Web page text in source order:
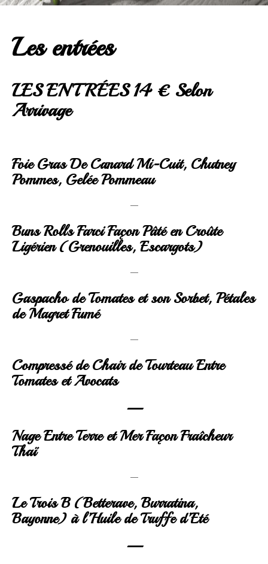
Les entrées
LES ENTRÉES 14 € Selon
Arrivage
Foie Gras De Canard Mi-Cuit, Chutney
Pommes, Gelée Pommeau
—
Buns Rolls Farci Façon Pâté en Croûte
Ligérien (Grenouilles, Escargots)
—
Gaspacho de Tomates et son Sorbet, Pétales
de Magret Fumé
—
Compressé de Chair de Tourteau Entre
Tomates et Avocats
—
Nage Entre Terre et Mer Façon Fraîcheur
Thaï
—
Le Trois B (Betterave, Burratina,
Bayonne) à l’Huile de Truffe d’Eté
—